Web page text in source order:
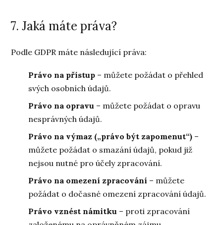
7. Jaká máte práva?
Podle GDPR máte následující práva:
Právo na přístup – můžete požádat o přehled
svých osobních údajů.
Právo na opravu – můžete požádat o opravu
nesprávných údajů.
Právo na výmaz („právo být zapomenut“) –
můžete požádat o smazání údajů, pokud již
nejsou nutné pro účely zpracování.
Právo na omezení zpracování – můžete
požádat o dočasné omezení zpracování údajů.
Právo vznést námitku – proti zpracování